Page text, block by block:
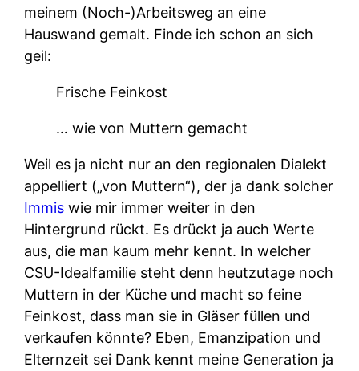
meinem (Noch-)Arbeitsweg an eine
Hauswand gemalt. Finde ich schon an sich
geil:
Frische Feinkost
… wie von Muttern gemacht
Weil es ja nicht nur an den regionalen Dialekt
appelliert („von Muttern“), der ja dank solcher
Immis wie mir immer weiter in den
Hintergrund rückt. Es drückt ja auch Werte
aus, die man kaum mehr kennt. In welcher
CSU-Idealfamilie steht denn heutzutage noch
Muttern in der Küche und macht so feine
Feinkost, dass man sie in Gläser füllen und
verkaufen könnte? Eben, Emanzipation und
Elternzeit sei Dank kennt meine Generation ja